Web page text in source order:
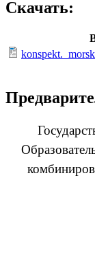
Скачать: